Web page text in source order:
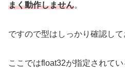
まく動作しません。
ですので型はしっかり確認して
ここではfloat32が指定されてい